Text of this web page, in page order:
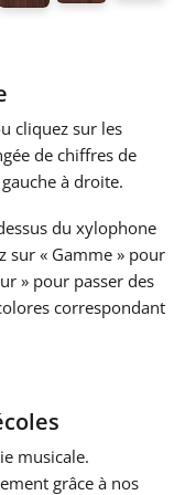
cliquez sur les
de chiffres de
à droite.
du xylophone
sur « Gamme » pour
» pour passer des
correspondant
musicale.
grâce à nos